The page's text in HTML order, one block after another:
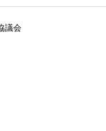
議会